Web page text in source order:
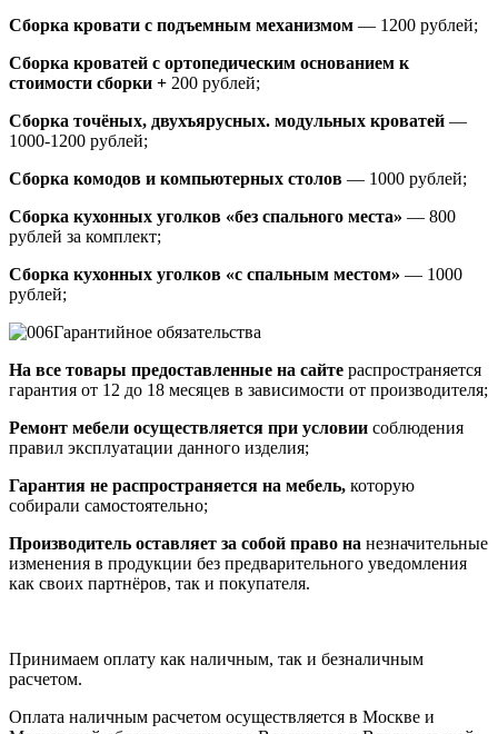
Сборка кровати с подъемным механизмом — 1200 рублей;
Сборка кроватей с ортопедическим основанием к
стоимости сборки + 200 рублей;
Сборка точёных, двухъярусных. модульных кроватей —
1000-1200 рублей;
Сборка комодов и компьютерных столов — 1000 рублей;
Сборка кухонных уголков «без спального места» — 800
рублей за комплект;
Сборка кухонных уголков «с спальным местом» — 1000
рублей;
Гарантийное обязательства
На все товары предоставленные на сайте распространяется
гарантия от 12 до 18 месяцев в зависимости от производителя;
Ремонт мебели осуществляется при условии соблюдения
правил эксплуатации данного изделия;
Гарантия не распространяется на мебель, которую
собирали самостоятельно;
Производитель оставляет за собой право на незначительные
изменения в продукции без предварительного уведомления
как своих партнёров, так и покупателя.
Принимаем оплату как наличным, так и безналичным
расчетом.
Оплата наличным расчетом осуществляется в Москве и